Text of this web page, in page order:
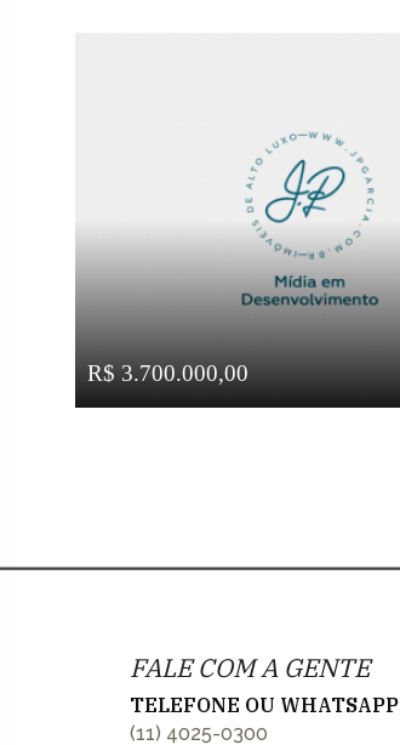
R$ 3.700.000,00
FALE COM A GENTE
TELEFONE OU WHATSAPP
(11) 4025-0300